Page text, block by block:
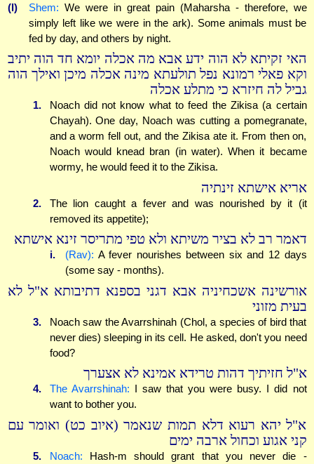
(l) Shem: We were in great pain (Maharsha - therefore, we
simply left like we were in the ark). Some animals must be
fed by day, and others by night.
האי זקיתא לא הוה ידע אבא מה אכלה יומא חד הוה יתיב
וקא פאלי רמונא נפל תולעתא מינה אכלה מיכן ואילך הוה
גביל לה חיזרא כי מתלע אכלה
1.
Noach did not know what to feed the Zikisa (a certain
Chayah). One day, Noach was cutting a pomegranate,
and a worm fell out, and the Zikisa ate it. From then on,
Noach would knead bran (in water). When it became
wormy, he would feed it to the Zikisa.
אריא אישתא זינתיה
2.
The lion caught a fever and was nourished by it (it
removed its appetite);
דאמר רב לא בציר משיתא ולא טפי מתריסר זינא אישתא
i. (Rav): A fever nourishes between six and 12 days
(some say - months).
אורשינה אשכחיניה אבא דגני בספנא דתיבותא א"ל לא
בעית מזוני
3.
Noach saw the Avarrshinah (Chol, a species of bird that
never dies) sleeping in its cell. He asked, don't you need
food?
א"ל חזיתיך דהות טרידא אמינא לא אצערך
4. The Avarrshinah: I saw that you were busy. I did not
want to bother you.
א"ל יהא רעוא דלא תמות שנאמר (איוב כט) ואומר עם
קני אגוע וכחול ארבה ימים
5. Noach: Hash-m should grant that you never die -